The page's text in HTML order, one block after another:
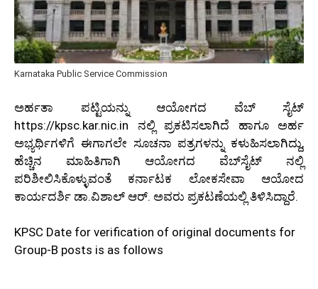
Karnataka Public Service Commission
ಅರ್ಹತಾ ಪಟ್ಟಿಯನ್ನು ಆಯೋಗದ ವೆಬ್ ಸೈಟ್
https://kpsc.kar.nic.in ನಲ್ಲಿ ಪ್ರಕಟಿಸಲಾಗಿದೆ ಹಾಗೂ ಅರ್ಹ
ಅಭ್ಯರ್ಥಿಗಳಿಗೆ ಈಗಾಗಲೇ ಸೂಚನಾ ಪತ್ರಗಳನ್ನು ಕಳುಹಿಸಲಾಗಿದ್ದು,
ಹೆಚ್ಚಿನ ಮಾಹಿತಿಗಾಗಿ ಆಯೋಗದ ವೆಬ್‍ಸೈಟ್ ನಲ್ಲಿ
ಪರಿಶೀಲಿಸಿಕೊಳ್ಳುವಂತೆ ಕರ್ನಾಟಕ ಲೋಕಸೇವಾ ಆಯೋದ
ಕಾರ್ಯದರ್ಶಿ ಡಾ.ವಿಶಾಲ್ ಆರ್. ಅವರು ಪ್ರಕಟಣೆಯಲ್ಲಿ ತಿಳಿಸಿದ್ದಾರೆ.
KPSC Date for verification of original documents for
Group-B posts is as follows